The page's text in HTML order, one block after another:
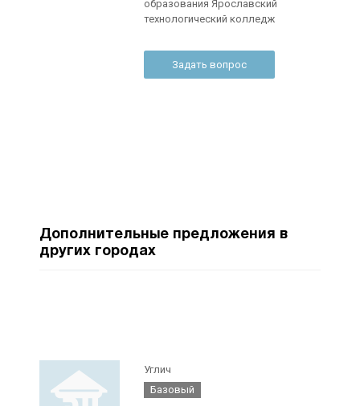
образования Ярославский
технологический колледж
Задать вопрос
Дополнительные предложения в
других городах
Углич
Базовый